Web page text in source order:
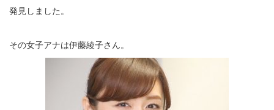
発見しました。
その女子アナは伊藤綾子さん。